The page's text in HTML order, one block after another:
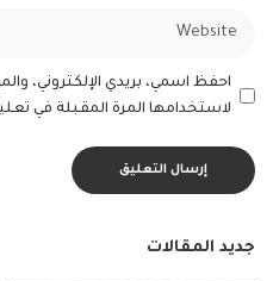
احفظ اسمي، بريدي الإلكتروني،
لاستخدامها المرة المقبلة في
جديد المقالات